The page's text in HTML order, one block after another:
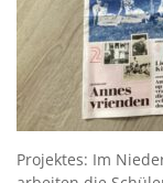
Projektes: Im